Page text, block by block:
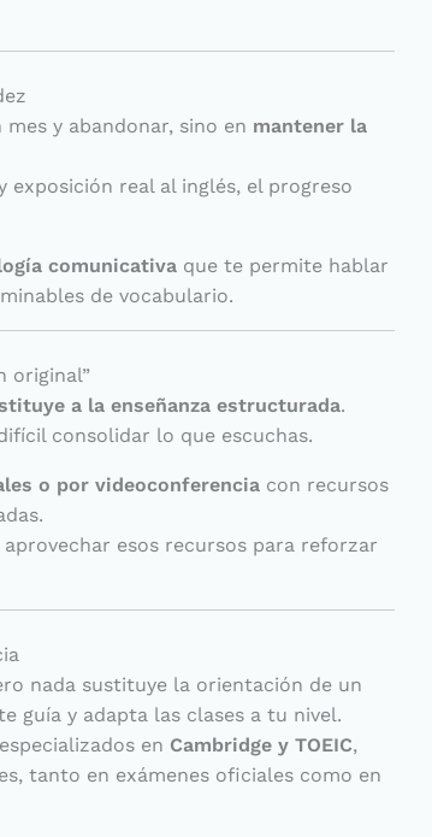
y abandonar, sino en mantener la
real al inglés, el progreso
comunicativaque te permite hablar
de vocabulario.
original”
a la enseñanza estructurada.
consolidar lo que escuchas.
o por videoconferenciacon recursos
esos recursos para reforzar
nada sustituye la orientación de un
guía y adapta las clases a tu nivel.
en Cambridge y TOEIC,
tanto en exámenes oficiales como en